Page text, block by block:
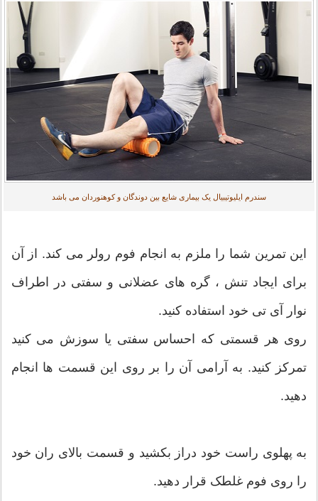
سندرم ایلیوتیبیال یک بیماری شایع بین دوندگان و کوهنوردان می باشد
این تمرین شما را ملزم به انجام فوم رولر می کند. از آن
برای ایجاد تنش ، گره های عضلانی و سفتی در اطراف
نوار آی تی خود استفاده کنید.
روی هر قسمتی که احساس سفتی یا سوزش می کنید
تمرکز کنید. به آرامی آن را بر روی این قسمت ها انجام
دهید.
به پهلوی راست خود دراز بکشید و قسمت بالای ران خود
را روی فوم غلطک قرار دهید.